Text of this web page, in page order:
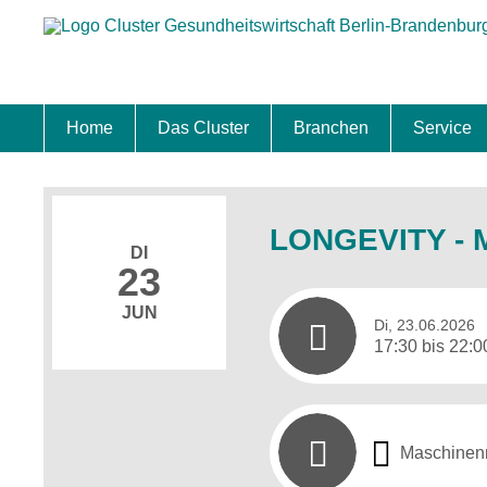
Home Das Cluster Branchen Service
DI
23
JUN
LONGEVITY -
Di, 23.06.2026
17:30 bis